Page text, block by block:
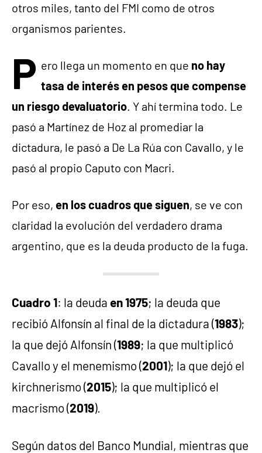
otros miles, tanto del FMI como de otros
organismos parientes.
P ero llega un momento en que no hay
tasa de interés en pesos que compense
un riesgo devaluatorio. Y ahí termina todo. Le
pasó a Martínez de Hoz al promediar la
dictadura, le pasó a De La Rúa con Cavallo, y le
pasó al propio Caputo con Macri.
Por eso, en los cuadros que siguen, se ve con
claridad la evolución del verdadero drama
argentino, que es la deuda producto de la fuga.
Cuadro 1: la deuda en 1975; la deuda que
recibió Alfonsín al final de la dictadura (1983);
la que dejó Alfonsín (1989; la que multiplicó
Cavallo y el menemismo (2001); la que dejó el
kirchnerismo (2015); la que multiplicó el
macrismo (2019).
Según datos del Banco Mundial, mientras que